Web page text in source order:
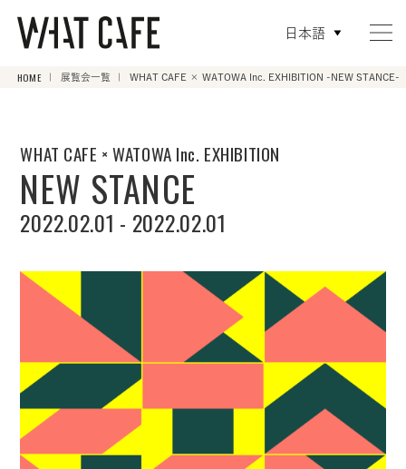
日本語
HOME 展覧会一覧 WHAT CAFE × WATOWA Inc. EXHIBITION -NEW STANCE-
WHAT CAFE × WATOWA Inc. EXHIBITION
NEW STANCE
2022.02.01 - 2022.02.01